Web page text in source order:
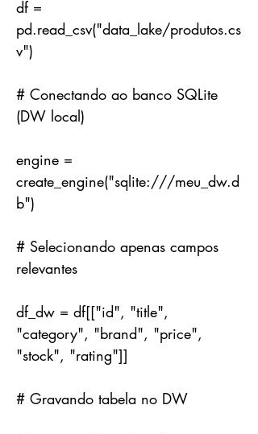
df =
pd.read_csv("data_lake/produtos.cs
v")
# Conectando ao banco SQLite
(DW local)
engine =
create_engine("sqlite:///meu_dw.d
b")
# Selecionando apenas campos
relevantes
df_dw = df[["id", "title",
"category", "brand", "price",
"stock", "rating"]]
# Gravando tabela no DW